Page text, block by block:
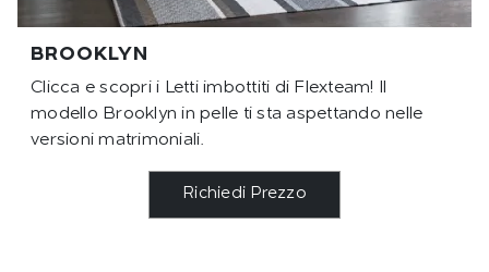
BROOKLYN
Clicca e scopri i Letti imbottiti di Flexteam! Il
modello Brooklyn in pelle ti sta aspettando nelle
versioni matrimoniali.
Richiedi Prezzo